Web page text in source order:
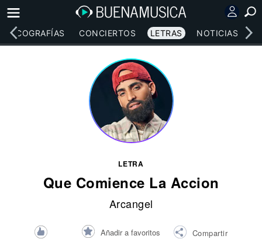
DISCOGRAFÍAS CONCIERTOS LETRAS NOTICIAS
LETRA
Que Comience La Accion
Arcangel
Añadir a favoritos Compartir